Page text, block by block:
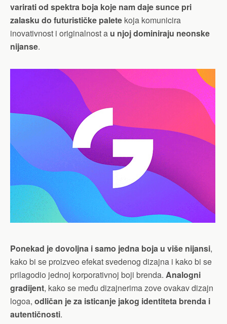
varirati od spektra boja koje nam daje sunce pri
zalasku do futurističke palete koja komunicira
inovativnost i originalnost a u njoj dominiraju neonske
nijanse.
Ponekad je dovoljna i samo jedna boja u više nijansi,
kako bi se proizveo efekat svedenog dizajna i kako bi se
prilagodio jednoj korporativnoj boji brenda. Analogni
gradijent, kako se među dizajnerima zove ovakav dizajn
logoa, odličan je za isticanje jakog identiteta brenda i
autentičnosti.